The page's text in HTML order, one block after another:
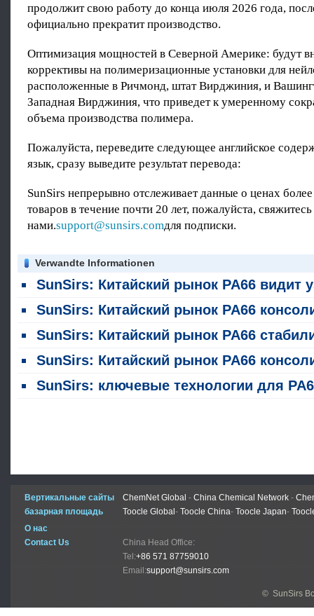
продолжит свою работу до конца июля 2026 года,
официально прекратит производство.
Оптимизация мощностей в Северной Америке: будут
коррективы на полимеризационные установки для
расположенные в Ричмонд, штат Вирджиния, и
Западная Вирджиния, что приведет к умеренному
объема производства полимера.
Пожалуйста, переведите следующее английское
язык, сразу выведите результат перевода:
SunSirs непрерывно отслеживает данные о ценах
товаров в течение почти 20 лет, пожалуйста, свяжитесь
нами.support@sunsirs.comдля подписки.
Verwandte Informationen
SunSirs: Китайский рынок PA66 видит узкую консолидацию в
SunSirs: Китайский рынок PA66 консолидируется в последнее
SunSirs: Китайский рынок PA66 стабилизируется и немного восстанавливается в последнее
SunSirs: Китайский рынок PA66 консолидировался в последние
SunSirs: ключевые технологии для PA66 завоевали вторую премию в Национальной премии Китая за прогресс в области науки и
Вертикальные сайты ChemNet Global - China Chemical Network -
базарная площадь
Toocle Global - Toocle China- Toocle Japan-
О нас
Contact Us
China Head Office:
Tel:+86 571 87759010
Email:support@sunsirs.com
© SunSirs